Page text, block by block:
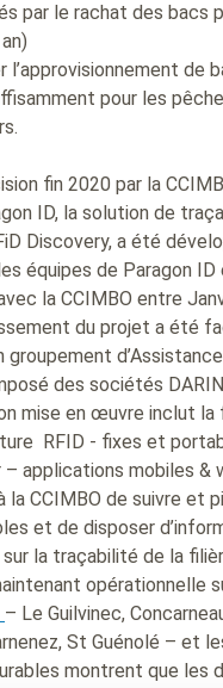
par le rachat des bacs
l’approvisionnement de
pour les
fin 2020 par la
ID, la solution de
Discovery, a été
équipes de Paragon ID
la CCIMBO entre
du projet a été
groupement
des sociétés
mise en œuvre inclut la
RFID - fixes et
– applications mobiles &
la CCIMBO de suivre et
et de disposer
sur la traçabilité de la
opérationnelle
– Le Guilvinec,
St Guénolé – et
montrent que les